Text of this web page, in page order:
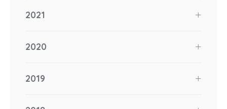
2021
2020
2019